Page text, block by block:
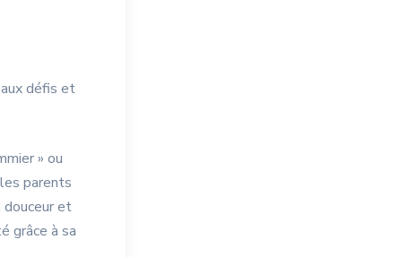
défis et
» ou
parents
douceur et
grâce à sa